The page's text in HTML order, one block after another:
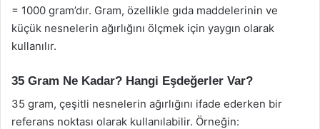
= 1000 gram’dır. Gram, özellikle gıda maddelerinin ve
küçük nesnelerin ağırlığını ölçmek için yaygın olarak
kullanılır.
35 Gram Ne Kadar? Hangi Eşdeğerler Var?
35 gram, çeşitli nesnelerin ağırlığını ifade ederken bir
referans noktası olarak kullanılabilir. Örneğin: